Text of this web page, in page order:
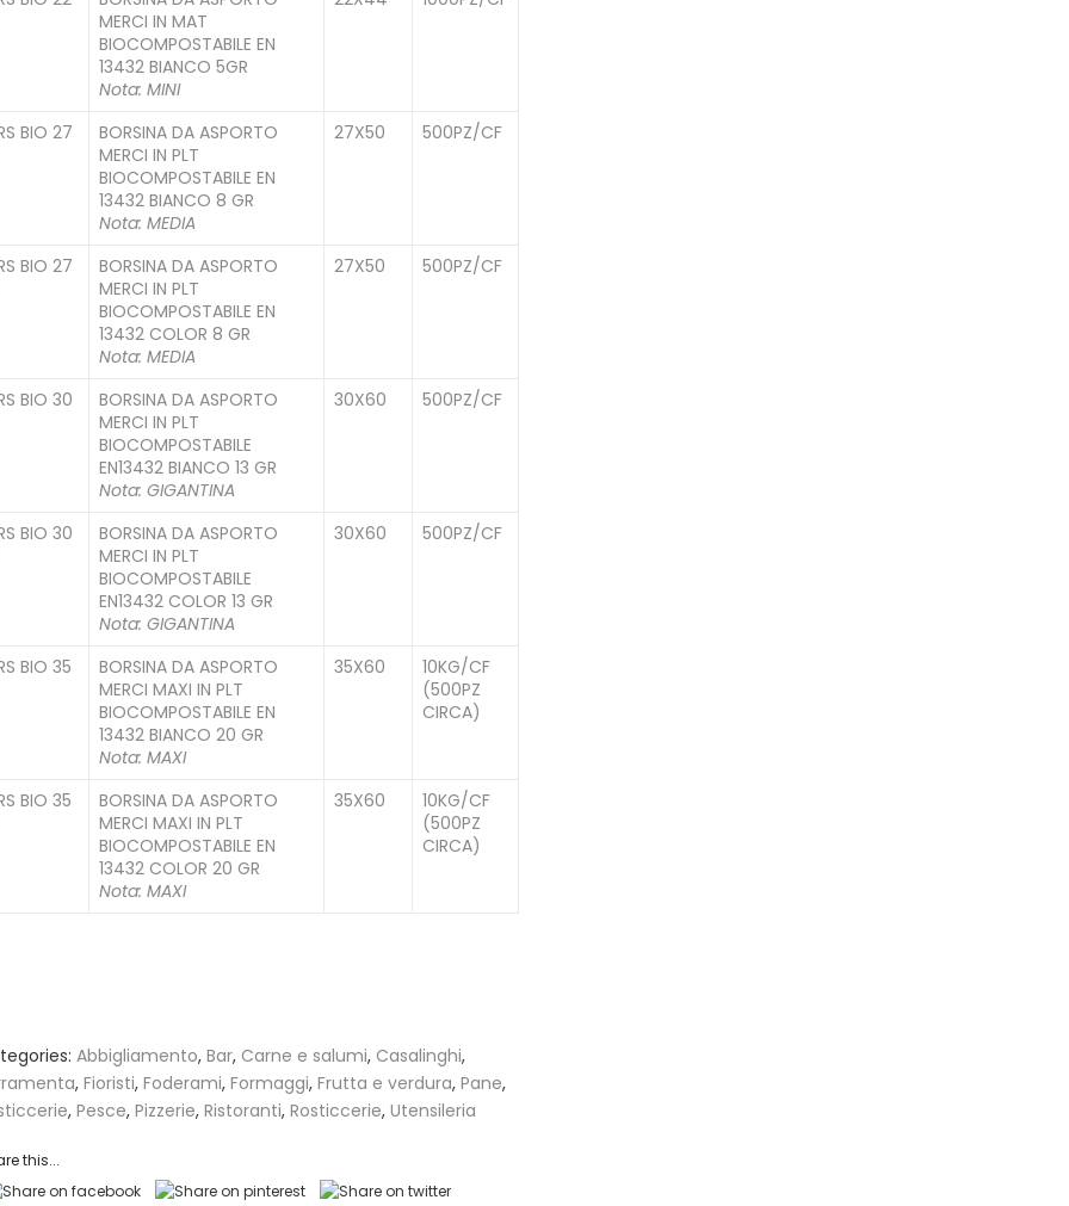
MERCI IN MAT
BIOCOMPOSTABILE EN
13432 BIANCO 5GR
Nota: MINI
BIO 27
BORSINA DA ASPORTO
MERCI IN PLT
BIOCOMPOSTABILE EN
13432 BIANCO 8 GR
Nota: MEDIA
27X50 500PZ/CF
BIO 27
BORSINA DA ASPORTO
MERCI IN PLT
BIOCOMPOSTABILE EN
13432 COLOR 8 GR
Nota: MEDIA
27X50 500PZ/CF
BIO 30
BORSINA DA ASPORTO
MERCI IN PLT
BIOCOMPOSTABILE
EN13432 BIANCO 13 GR
Nota: GIGANTINA
30X60 500PZ/CF
BIO 30
BORSINA DA ASPORTO
MERCI IN PLT
BIOCOMPOSTABILE
EN13432 COLOR 13 GR
Nota: GIGANTINA
30X60 500PZ/CF
BIO 35
BORSINA DA ASPORTO
MERCI MAXI IN PLT
BIOCOMPOSTABILE EN
13432 BIANCO 20 GR
Nota: MAXI
35X60
10KG/CF
(500PZ
CIRCA)
BIO 35
BORSINA DA ASPORTO
MERCI MAXI IN PLT
BIOCOMPOSTABILE EN
13432 COLOR 20 GR
Nota: MAXI
35X60
10KG/CF
(500PZ
CIRCA)
Abbigliamento,Bar, Carne e salumi, Casalinghi,
,Fioristi,Foderami,Formaggi,Frutta e verdura,Pane,
,Pesce,Pizzerie,Ristoranti,Rosticcerie,Utensileria
this...